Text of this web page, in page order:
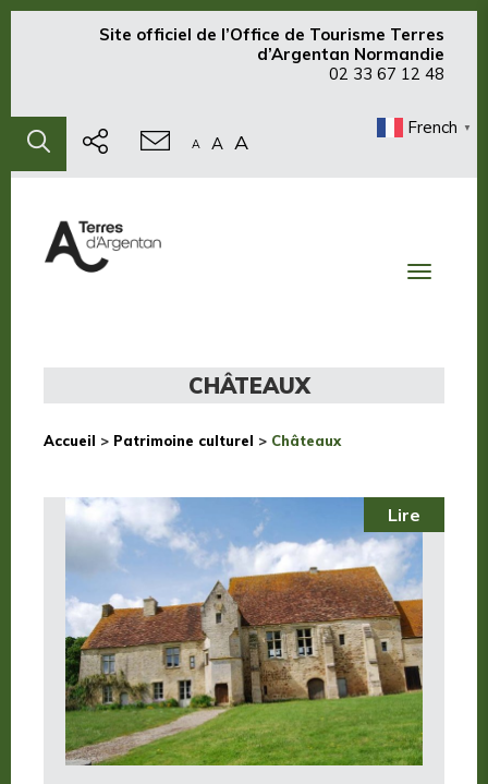
Site officiel de l’Office de Tourisme Terres
d’Argentan Normandie
02 33 67 12 48
A A A
French ▼
Toggle
CHÂTEAUX
Accueil > Patrimoine culturel > Châteaux
Lire